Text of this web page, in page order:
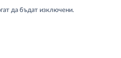
да бъдат изключени.